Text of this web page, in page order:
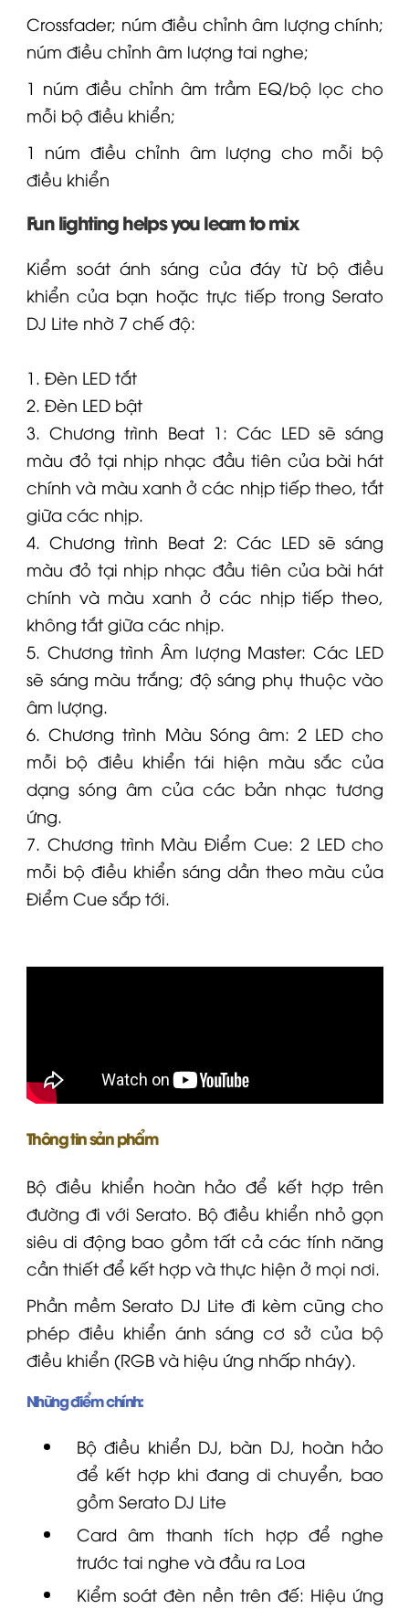
Crossfader; núm điều chỉnh âm lượng chính;
núm điều chỉnh âm lượng tai nghe;
1 núm điều chỉnh âm trầm EQ/bộ lọc cho
mỗi bộ điều khiển;
1 núm điều chỉnh âm lượng cho mỗi bộ
điều khiển
Fun lighting helps you learn to mix
Kiểm soát ánh sáng của đáy từ bộ điều
khiển của bạn hoặc trực tiếp trong Serato
DJ Lite nhờ 7 chế độ:
1. Đèn LED tắt
2. Đèn LED bật
3. Chương trình Beat 1: Các LED sẽ sáng
màu đỏ tại nhịp nhạc đầu tiên của bài hát
chính và màu xanh ở các nhịp tiếp theo, tắt
giữa các nhịp.
4. Chương trình Beat 2: Các LED sẽ sáng
màu đỏ tại nhịp nhạc đầu tiên của bài hát
chính và màu xanh ở các nhịp tiếp theo,
không tắt giữa các nhịp.
5. Chương trình Âm lượng Master: Các LED
sẽ sáng màu trắng; độ sáng phụ thuộc vào
âm lượng.
6. Chương trình Màu Sóng âm: 2 LED cho
mỗi bộ điều khiển tái hiện màu sắc của
dạng sóng âm của các bản nhạc tương
ứng.
7. Chương trình Màu Điểm Cue: 2 LED cho
mỗi bộ điều khiển sáng dần theo màu của
Điểm Cue sắp tới.
Thông tin sản phẩm
Bộ điều khiển hoàn hảo để kết hợp trên
đường đi với Serato. Bộ điều khiển nhỏ gọn
siêu di động bao gồm tất cả các tính năng
cần thiết để kết hợp và thực hiện ở mọi nơi.
Phần mềm Serato DJ Lite đi kèm cũng cho
phép điều khiển ánh sáng cơ sở của bộ
điều khiển (RGB và hiệu ứng nhấp nháy).
Những điểm chính:
Bộ điều khiển DJ, bàn DJ, hoàn hảo
để kết hợp khi đang di chuyển, bao
gồm Serato DJ Lite
Card âm thanh tích hợp để nghe
trước tai nghe và đầu ra Loa
Kiểm soát đèn nền trên đế: Hiệu ứng